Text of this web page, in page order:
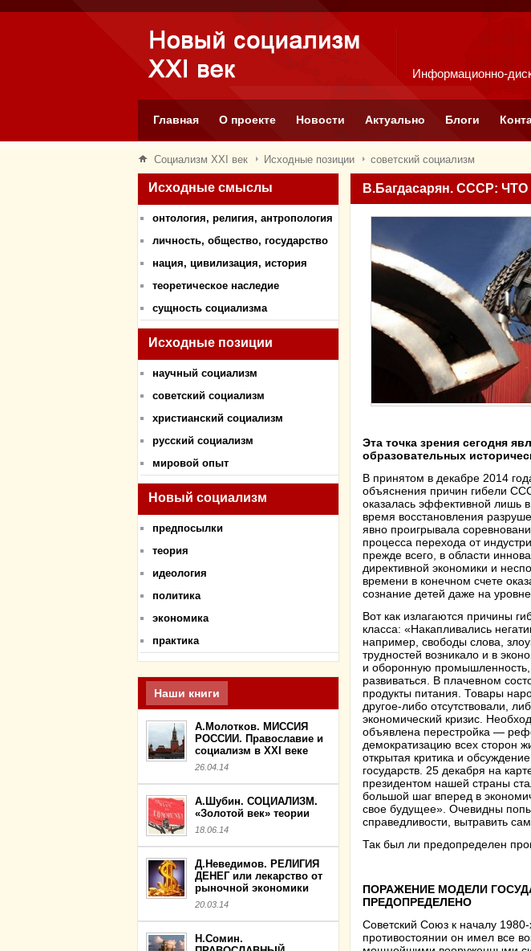
Информационно-
Главная О проекте Новости Актуально Блоги
Социализм XXI век Исходные позиции советский социализм
Исходные смыслы
онтология, религия, антропология
личность, общество, государство
нация, цивилизация, история
теоретическое наследие
сущность социализма
Исходные позиции
научный социализм
советский социализм
христианский социализм
русский социализм
мировой опыт
Новый социализм
предпосылки
теория
идеология
политика
экономика
практика
Наши книги
А.Молотков. МИССИЯ
РОССИИ. Православие и
социализм в XXI веке
26.04.14
А.Шубин. СОЦИАЛИЗМ.
«Золотой век» теории
18.06.14
Д.Неведимов. РЕЛИГИЯ
ДЕНЕГ или лекарство от
рыночной экономики
20.03.14
Н.Сомин.
В.Багдасарян. СССР:
Эта точка зрения сегодня
образовательных
В принятом в декабре 2014
объяснения причин гибели
оказалась эффективной лишь
время восстановления
явно проигрывала
процесса перехода от
прежде всего, в области
директивной экономики и
времени в конечном счете
сознание детей даже на
Вот как излагаются причины
класса: «Накапливались
например, свободы слова,
трудностей возникало и в
и оборонную промышленность,
развиваться. В плачевном
продукты питания. Товары
другое-либо отсутствовали,
экономический кризис.
объявлена перестройка —
демократизацию всех сторон
открытая критика и
государств. 25 декабря на
президентом нашей страны
большой шаг вперед в
свое будущее». Очевидны
справедливости, вытравить
Так был ли предопределен
ПОРАЖЕНИЕ МОДЕЛИ
ПРЕДОПРЕДЕЛЕНО
Советский Союз к началу
противостоянии он имел все